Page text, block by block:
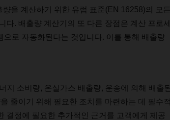
량을 계산하기 위한 유럽 표준(EN 16258)의
모든
다. 배출량 계산기의 또 다른 장점은 계산 프로세
으로 자동화된다는 것입니다. 이를 통해 배출량
지 소비량, 온실가스 배출량, 운송에 의해 배출된
줄이기 위해 필요한 조치를 마련하는 데
필수적
결정에 필요한 추가적인 근거를 고객에게
제공